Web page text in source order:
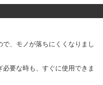
、モノが落ちにくくなりまし
要な時も、すぐに使用できま